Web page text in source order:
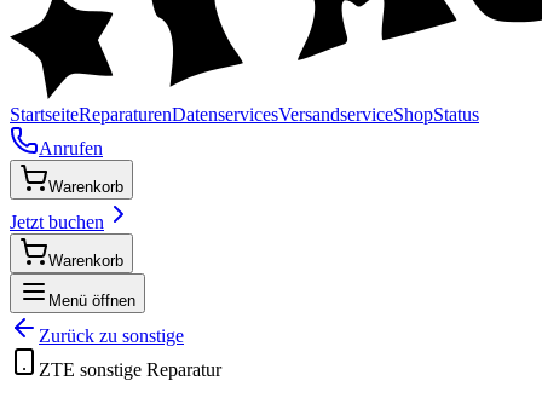
StartseiteReparaturenDatenservicesVersandserviceShopStatus
Anrufen
Warenkorb
Jetzt buchen
Warenkorb
Menü öffnen
Zurück zu sonstige
ZTE sonstige Reparatur